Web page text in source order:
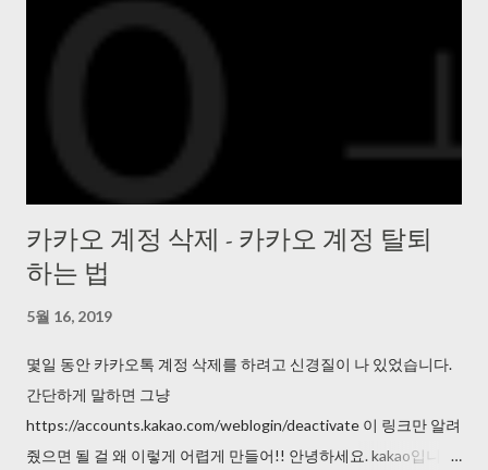
카카오 계정 삭제 - 카카오 계정 탈퇴
하는 법
5월 16, 2019
몇일 동안 카카오톡 계정 삭제를 하려고 신경질이 나 있었습니다.
간단하게 말하면 그냥
https://accounts.kakao.com/weblogin/deactivate 이 링크만 알려
줬으면 될 걸 왜 이렇게 어렵게 만들어!! 안녕하세요. kakao입니다.